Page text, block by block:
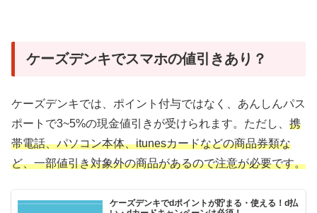
ケーズデンキでスマホの値引きあり？
ケーズデンキでは、ポイント付与ではなく、あんしんパス
ポートで3~5%の現金値引きが受けられます。ただし、 携
帯電話、パソコン本体、itunesカードなどの商品券類な
ど、一部値引き対象外の商品があるので注意が必要です。
ケーズデンキでdポイントが貯まる・使える！d払